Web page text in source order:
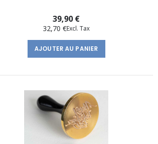
39,90 €
32,70 €
AJOUTER AU PANIER